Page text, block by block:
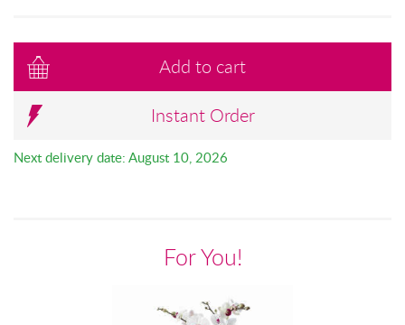
Add to cart
Instant Order
Next delivery date: August 10, 2026
For You!